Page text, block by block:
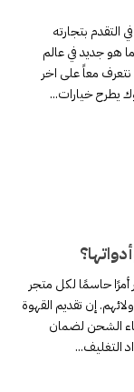
التقدم بتجارته
هو جديد في عالم
نتعرف معاً على اخر
يطرح خيارات...
أمرًا حاسمًا لكل متجر
إن تقديم القهوة
الشحن لضمان
التغليف...